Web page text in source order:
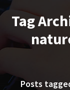
Tag
Posts